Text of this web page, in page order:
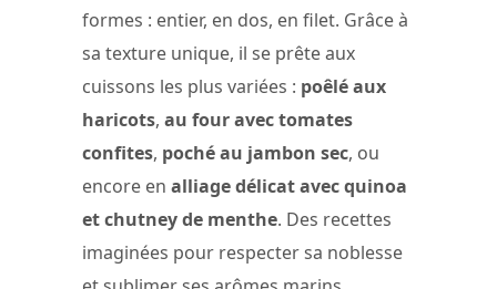
formes : entier, en dos, en filet. Grâce à
sa texture unique, il se prête aux
cuissons les plus variées : poêlé aux
haricots, au four avec tomates
confites, poché au jambon sec, ou
encore en alliage délicat avec quinoa
et chutney de menthe. Des recettes
imaginées pour respecter sa noblesse